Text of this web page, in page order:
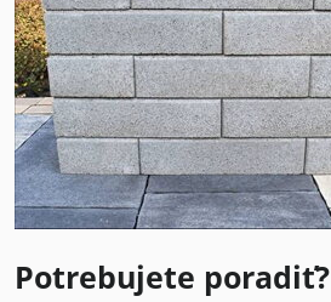
Potrebujete poradiť?